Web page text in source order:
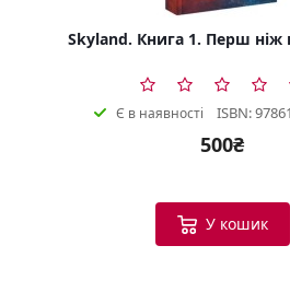
Skyland. Книга 1. Перш ніж
Є в наявності ISBN:
500₴
У кошик